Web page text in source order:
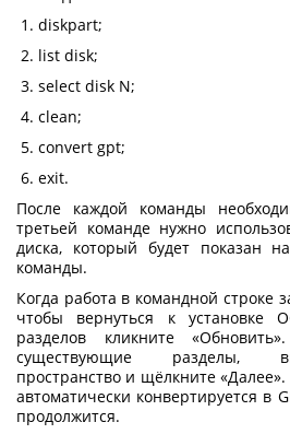
diskpart;
list disk;
select disk N;
clean;
convert gpt;
exit.
После каждой команды
третьей команде нужно
диска, который будет показан
команды.
Когда работа в командной строке
чтобы вернуться к установке
разделов кликните
существующие разделы,
пространство и щёлкните
автоматически конвертируется в
продолжится.